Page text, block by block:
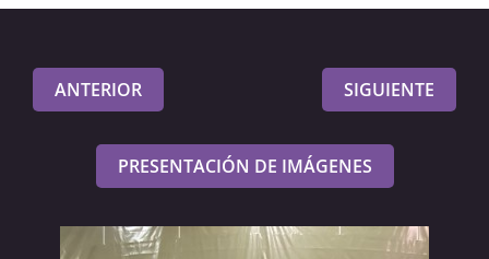
ANTERIOR SIGUIENTE
PRESENTACIÓN DE IMÁGENES